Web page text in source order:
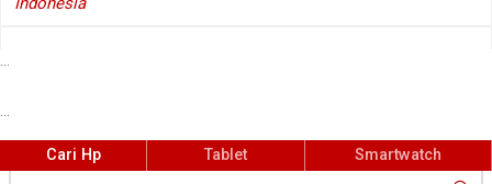
Kamera belakang:Triple lens
Kamera depan:Single lens
...
...
Cari Hp Tablet Smartwatch